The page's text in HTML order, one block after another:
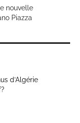
nouvelle
Piazza
d’Algérie